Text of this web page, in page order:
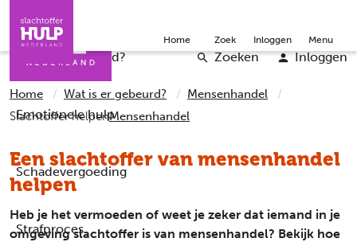
Iemand helpen Word vrijwilliger English
Wat is er gebeurd?
Emotionele hulp
Schadevergoeding
Strafproces
Zoeken Inloggen
Home Zoek Inloggen Menu
Home Wat is er gebeurd?
Mensenhandel
Slachtoffer helpenMensenhandel
Een slachtoffer van mensenhandel
helpen
Heb je het vermoeden of weet je zeker dat iemand in je
omgeving slachtoffer is van mensenhandel? Bekijk hoe